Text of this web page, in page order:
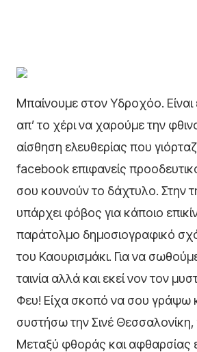
Μπαίνουμε στον Υδροχόο. Είναι
απ’ το χέρι να χαρούμε την
αίσθηση ελευθερίας που
facebook επιφανείς
σου κουνούν το δάχτυλο. Στην
υπάρχει φόβος για κάποιο
παράτολμο δημοσιογραφικό
του Καουρισμάκι. Για να
ταινία αλλά και εκεί νον τον
Φευ! Είχα σκοπό να σου γράψω
συστήσω την Σινέ Θεσσαλονίκη,
Μεταξύ φθοράς και αφθαρσίας